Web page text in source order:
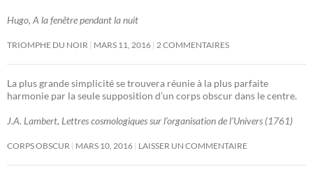
Hugo, A la fenêtre pendant la nuit
TRIOMPHE DU NOIR MARS 11, 2016 2 COMMENTAIRES
La plus grande simplicité se trouvera réunie à la plus parfaite
harmonie par la seule supposition d’un corps obscur dans le centre.
J.A. Lambert, Lettres cosmologiques sur l’organisation de l’Univers (1761)
CORPS OBSCUR MARS 10, 2016 LAISSER UN COMMENTAIRE